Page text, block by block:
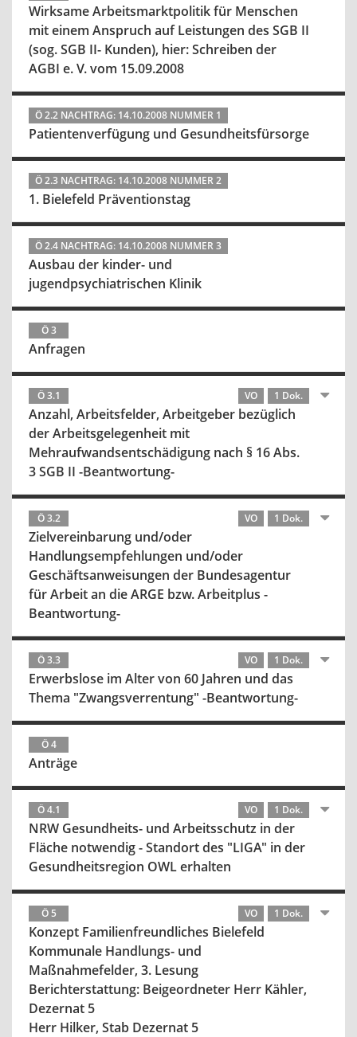
Wirksame Arbeitsmarktpolitik für Menschen
mit einem Anspruch auf Leistungen des SGB II
(sog. SGB II- Kunden), hier: Schreiben der
AGBI e. V. vom 15.09.2008
Ö 2.2 NACHTRAG: 14.10.2008 NUMMER 1
Patientenverfügung und Gesundheitsfürsorge
Ö 2.3 NACHTRAG: 14.10.2008 NUMMER 2
1. Bielefeld Präventionstag
Ö 2.4 NACHTRAG: 14.10.2008 NUMMER 3
Ausbau der kinder- und
jugendpsychiatrischen Klinik
Ö 3
Anfragen
Ö 3.1 VO 1 Dok.
Anzahl, Arbeitsfelder, Arbeitgeber bezüglich
der Arbeitsgelegenheit mit
Mehraufwandsentschädigung nach § 16 Abs.
3 SGB II -Beantwortung-
Ö 3.2 VO 1 Dok.
Zielvereinbarung und/oder
Handlungsempfehlungen und/oder
Geschäftsanweisungen der Bundesagentur
für Arbeit an die ARGE bzw. Arbeitplus -
Beantwortung-
Ö 3.3 VO 1 Dok.
Erwerbslose im Alter von 60 Jahren und das
Thema "Zwangsverrentung" -Beantwortung-
Ö 4
Anträge
Ö 4.1 VO 1 Dok.
NRW Gesundheits- und Arbeitsschutz in der
Fläche notwendig - Standort des "LIGA" in der
Gesundheitsregion OWL erhalten
Ö 5 VO 1 Dok.
Konzept Familienfreundliches Bielefeld
Kommunale Handlungs- und
Maßnahmefelder, 3. Lesung
Berichterstattung: Beigeordneter Herr Kähler,
Dezernat 5
Herr Hilker, Stab Dezernat 5